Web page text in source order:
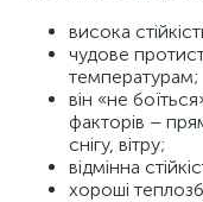
висока
чудове
температурам;
він «не
факторів –
снігу, вітру;
відмінна
хороші